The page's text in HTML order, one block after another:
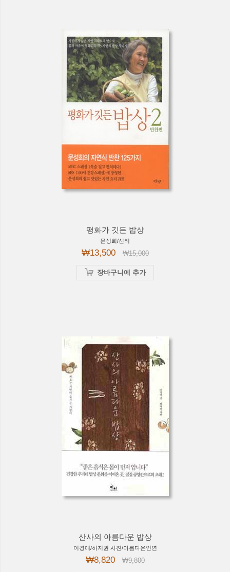
평화가 깃든 밥상
문성희/샨티
₩13,500 ₩15,000
장바구니에 추가
산사의 아름다운 밥상
이경애/하지권 사진/아름다운인연
₩8,820 ₩9,800